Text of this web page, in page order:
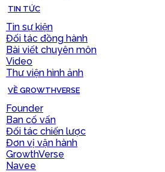
TIN TỨC
Tin sự kiện
Đối tác đồng hành
Bài viết chuyên môn
Video
Thư viện hình ảnh
VỀ GROWTHVERSE
Founder
Ban cố vấn
Đối tác chiến lược
Đơn vị vận hành
GrowthVerse
Navee